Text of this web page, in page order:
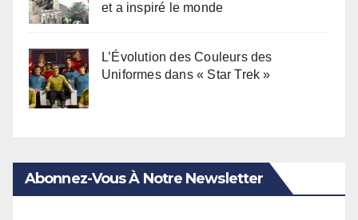
et a inspiré le monde
L’Évolution des Couleurs des
Uniformes dans « Star Trek »
Abonnez-Vous À Notre Newsletter